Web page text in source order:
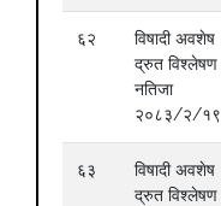
६२
विषादी अवशेष
द्रुत विश्लेषण
नतिजा
२०८३/२/१९
६३
विषादी अवशेष
द्रुत विश्लेषण